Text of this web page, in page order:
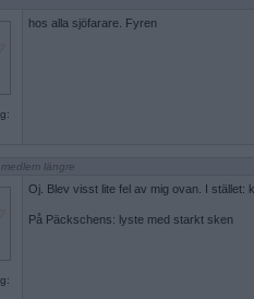
hos alla sjöfarare. Fyren
medlem längre
Oj. Blev visst lite fel av mig ovan. I stället:
På Päckschens: lyste med starkt sken